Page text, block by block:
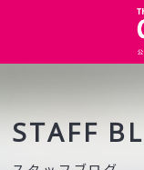
キ
STAFF